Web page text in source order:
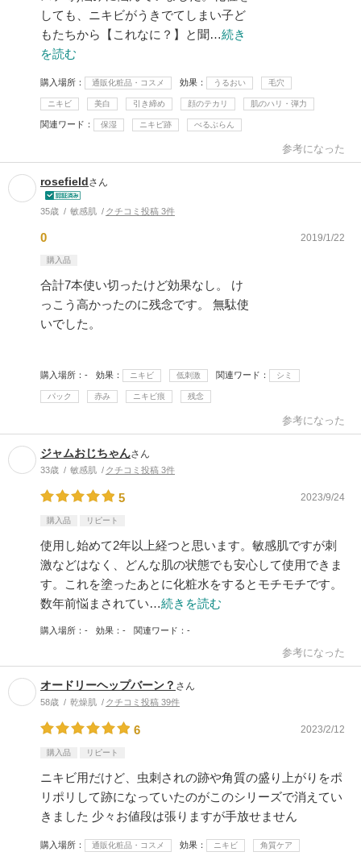
しても、ニキビがうきでてしまい子ど
もたちから【これなに？】と聞…続き
を読む
購入場所 通販化粧品・コスメ 効果 うるおい 毛穴
ニキビ 美白 引き締め 顔のテカリ 肌のハリ・弾力
関連ワード 保湿 ニキビ跡 べるぶらん
参考になった
rosefieldさん
35歳 敏感肌 クチコミ投稿 3件
0 2019/1/22
購入品
合計7本使い切ったけど効果なし。 け
っこう高かったのに残念です。 無駄使
いでした。
購入場所 - 効果 ニキビ 低刺激 関連ワード シミ
パック 赤み ニキビ痕 残念
参考になった
ジャムおじちゃんさん
33歳 敏感肌 クチコミ投稿 3件
5 2023/9/24
購入品 リピート
使用し始めて2年以上経つと思います。敏感肌ですが刺
激などはなく、どんな肌の状態でも安心して使用できま
す。これを塗ったあとに化粧水をするとモチモチです。
数年前悩まされてい…続きを読む
購入場所 - 効果 - 関連ワード -
参考になった
オードリーヘップバーン？ さん
58歳 乾燥肌 クチコミ投稿 39件
6 2023/2/12
購入品 リピート
ニキビ用だけど、虫刺されの跡や角質の盛り上がりをポ
リポリして跡になっていたのがこのシリーズで消えてい
きました 少々お値段は張りますが手放せません
購入場所 通販化粧品・コスメ 効果 ニキビ 角質ケア